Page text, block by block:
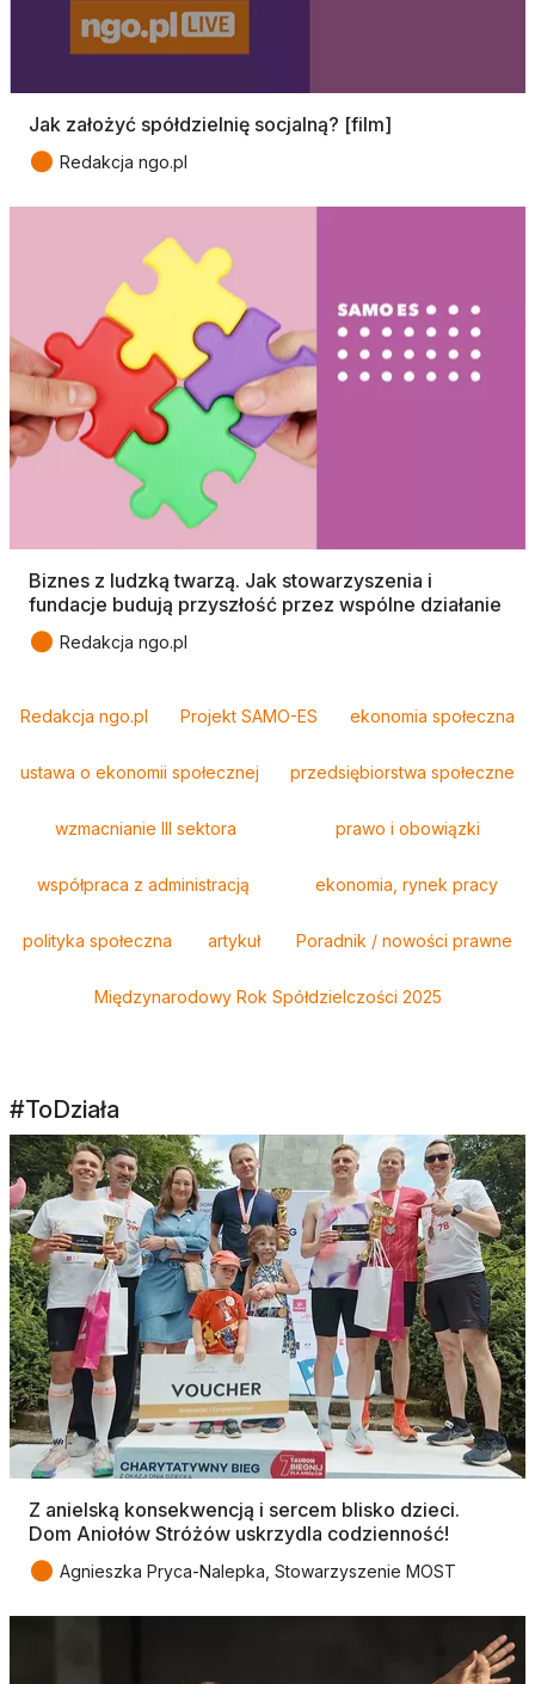
Jak założyć spółdzielnię socjalną? [film]
● Redakcja ngo.pl
Biznes z ludzką twarzą. Jak stowarzyszenia i
fundacje budują przyszłość przez wspólne działanie
● Redakcja ngo.pl
Redakcja ngo.pl Projekt SAMO-ES ekonomia społeczna
ustawa o ekonomii społecznej przedsiębiorstwa społeczne
wzmacnianie III sektora prawo i obowiązki
współpraca z administracją ekonomia, rynek pracy
polityka społeczna artykuł Poradnik / nowości prawne
Międzynarodowy Rok Spółdzielczości 2025
#ToDziała
Z anielską konsekwencją i sercem blisko dzieci.
Dom Aniołów Stróżów uskrzydla codzienność!
● Agnieszka Pryca-Nalepka, Stowarzyszenie MOST